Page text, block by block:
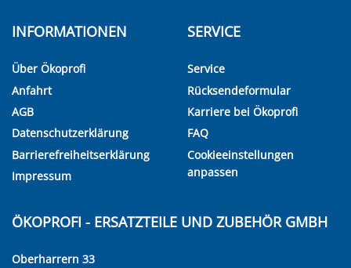
INFORMATIONEN
Über Ökoprofi
Anfahrt
AGB
Datenschutzerklärung
Barrierefreiheitserklärung
Impressum
SERVICE
Service
Rücksendeformular
Karriere bei Ökoprofi
FAQ
Cookieeinstellungen
anpassen
ÖKOPROFI - ERSATZTEILE UND ZUBEHÖR GMBH
Oberharrern 33